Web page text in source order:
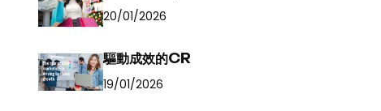
20/01/2026
驅動成效的CR
19/01/2026